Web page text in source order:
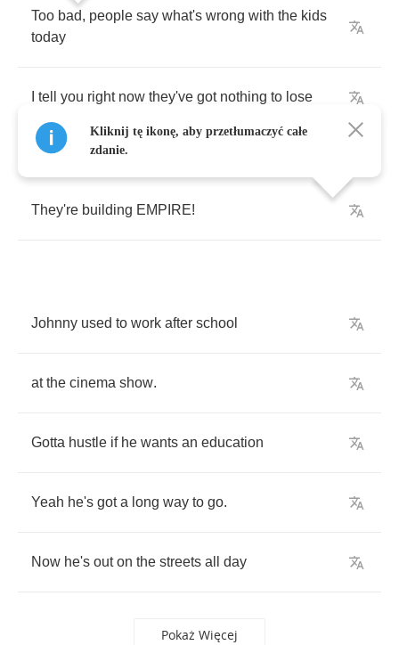
Too bad, people say what's wrong with the kids
today
tell you right now they've got nothing to lose
They're building EMPIRE!
Johnny used to work after school
at the cinema show.
Gotta hustle if he wants an education
Yeah he's got a long way to go.
Now he's out on the streets all day
Pokaż Więcej
Kliknij tę ikonę, aby przetłumaczyć całe
zdanie.